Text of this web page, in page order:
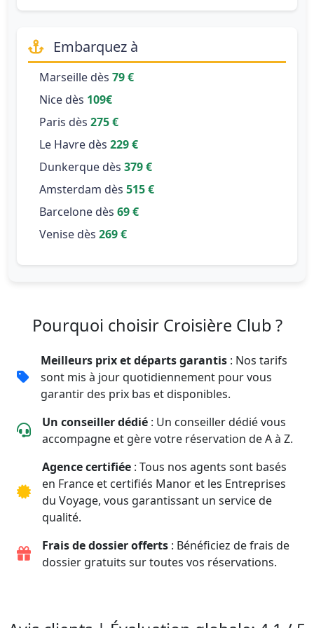
Embarquez à
Marseille dès 79 €
Nice dès 109€
Paris dès 275 €
Le Havre dès 229 €
Dunkerque dès 379 €
Amsterdam dès 515 €
Barcelone dès 69 €
Venise dès 269 €
Pourquoi choisir Croisière Club ?
Meilleurs prix et départs garantis : Nos tarifs
sont mis à jour quotidiennement pour vous
garantir des prix bas et disponibles.
Un conseiller dédié : Un conseiller dédié vous
accompagne et gère votre réservation de A à Z.
Agence certifiée : Tous nos agents sont basés
en France et certifiés Manor et les Entreprises
du Voyage, vous garantissant un service de
qualité.
Frais de dossier offerts : Bénéficiez de frais de
dossier gratuits sur toutes vos réservations.